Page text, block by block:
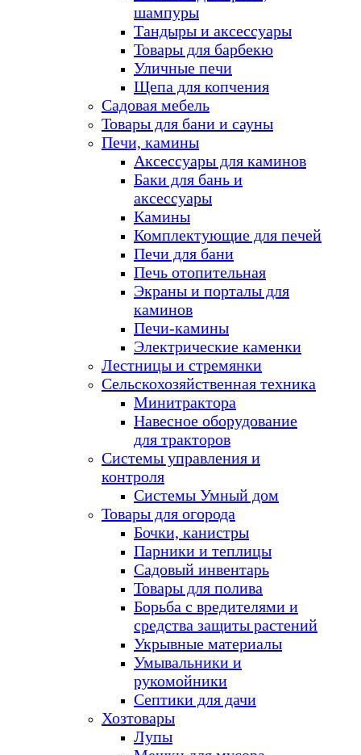
шампуры
Тандыры и аксессуары
Товары для барбекю
Уличные печи
Щепа для копчения
Садовая мебель
Товары для бани и сауны
Печи, камины
Аксессуары для каминов
Баки для бань и
аксессуары
Камины
Комплектующие для печей
Печи для бани
Печь отопительная
Экраны и порталы для
каминов
Печи-камины
Электрические каменки
Лестницы и стремянки
Сельскохозяйственная техника
Минитрактора
Навесное оборудование
для тракторов
Системы управления и
контроля
Системы Умный дом
Товары для огорода
Бочки, канистры
Парники и теплицы
Садовый инвентарь
Товары для полива
Борьба с вредителями и
средства защиты растений
Укрывные материалы
Умывальники и
рукомойники
Септики для дачи
Хозтовары
Лупы